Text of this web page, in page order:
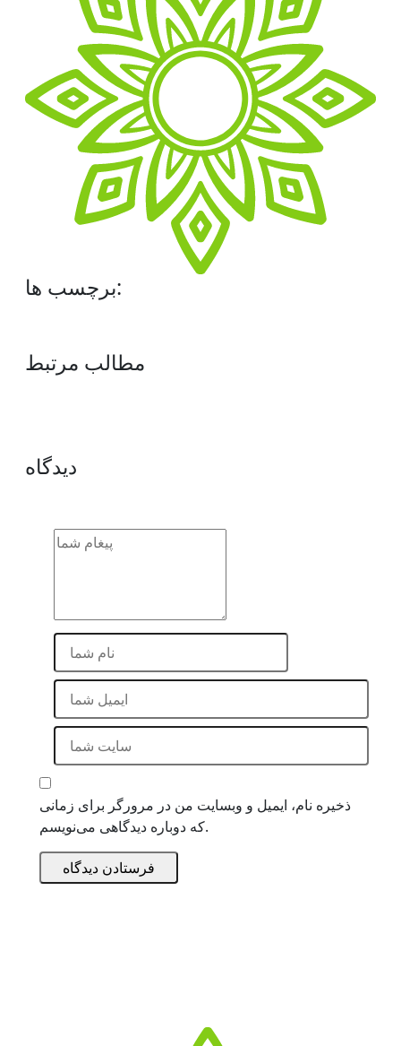
برچسب ها:
مطالب مرتبط
دیدگاه
ذخیره نام، ایمیل و وبسایت من در مرورگر برای زمانی
که دوباره دیدگاهی می‌نویسم.